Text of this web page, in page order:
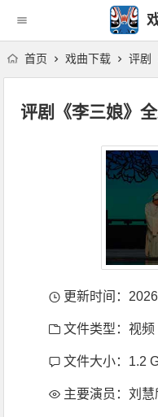
首页 戏曲下载 评剧
评剧《李三娘》
更新时间：
文件类型：视频
文件大小：1.2
主要演员：刘